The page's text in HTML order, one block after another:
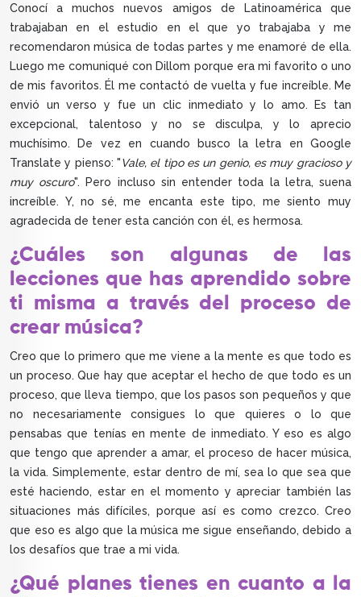
Conocí a muchos nuevos amigos de Latinoamérica que
trabajaban en el estudio en el que yo trabajaba y me
recomendaron música de todas partes y me enamoré de ella.
Luego me comuniqué con Dillom porque era mi favorito o uno
de mis favoritos. Él me contactó de vuelta y fue increíble. Me
envió un verso y fue un clic inmediato y lo amo. Es tan
excepcional, talentoso y no se disculpa, y lo aprecio
muchísimo. De vez en cuando busco la letra en Google
Translate y pienso: "Vale, el tipo es un genio, es muy gracioso y
muy oscuro". Pero incluso sin entender toda la letra, suena
increíble. Y, no sé, me encanta este tipo, me siento muy
agradecida de tener esta canción con él, es hermosa.
¿Cuáles son algunas de las
lecciones que has aprendido sobre
ti misma a través del proceso de
crear música?
Creo que lo primero que me viene a la mente es que todo es
un proceso. Que hay que aceptar el hecho de que todo es un
proceso, que lleva tiempo, que los pasos son pequeños y que
no necesariamente consigues lo que quieres o lo que
pensabas que tenías en mente de inmediato. Y eso es algo
que tengo que aprender a amar, el proceso de hacer música,
la vida. Simplemente, estar dentro de mí, sea lo que sea que
esté haciendo, estar en el momento y apreciar también las
situaciones más difíciles, porque así es como crezco. Creo
que eso es algo que la música me sigue enseñando, debido a
los desafíos que trae a mi vida.
¿Qué planes tienes en cuanto a la